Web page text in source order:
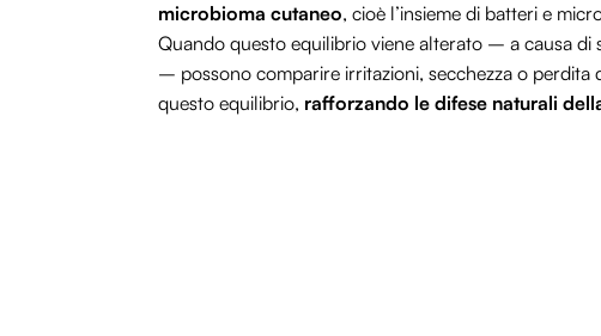
microbioma cutaneo, cioè l’insieme di batteri e
Quando questo equilibrio viene alterato – a causa
– possono comparire irritazioni, secchezza o perdita
questo equilibrio, rafforzando le difese naturali